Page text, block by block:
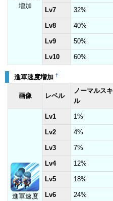
増加
Lv7 32%
Lv8 40%
Lv9 50%
Lv10 60%
進軍速度増加 †
画像 レベル
ノーマルスキ
ル
進軍速度
Lv1 1%
Lv2 4%
Lv3 7%
Lv4 12%
Lv5 18%
Lv6 24%